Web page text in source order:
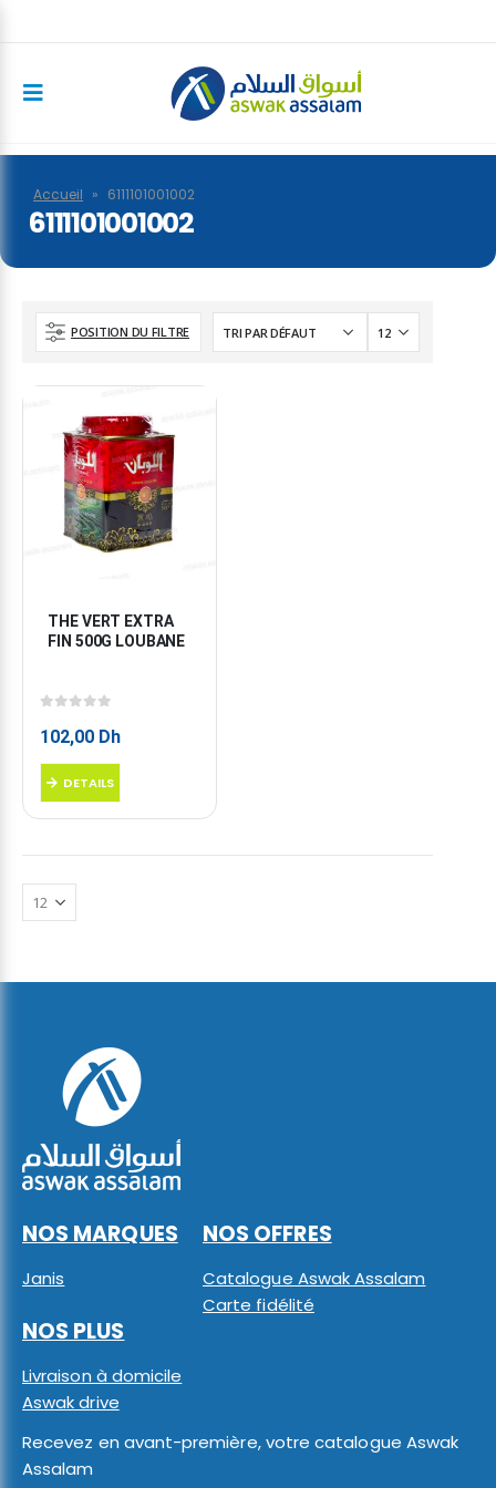
Accueil » 6111101001002
6111101001002
POSITION DU FILTRE
THE VERT EXTRA
FIN 500G LOUBANE
102,00 Dh
DETAILS
NOS MARQUES
Janis
NOS OFFRES
Catalogue Aswak Assalam
Carte fidélité
NOS PLUS
Livraison à domicile
Aswak drive
Recevez en avant-première, votre catalogue Aswak
Assalam